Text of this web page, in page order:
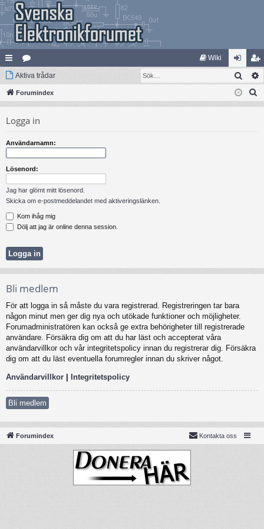
na
bb
ar
at
eg
er
Wiki
og
ga
li
m
Aktiva trådar Sök
Forumindex
Logga in
Användarnamn:
Lösenord:
Jag har glömt mitt lösenord.
Skicka om e-postmeddelandet med aktiveringslänken.
Kom ihåg mig
Dölj att jag är online denna session.
Bli medlem
För att logga in så måste du vara registrerad. Registreringen tar bara
någon minut men ger dig nya och utökade funktioner och möjligheter.
Forumadministratören kan också ge extra behörigheter till registrerade
användare. Försäkra dig om att du har läst och accepterat våra
användarvillkor och vår integritetspolicy innan du registrerar dig. Försäkra
dig om att du läst eventuella forumregler innan du skriver något.
Användarvillkor | Integritetspolicy
Bli medlem
Forumindex Kontakta oss